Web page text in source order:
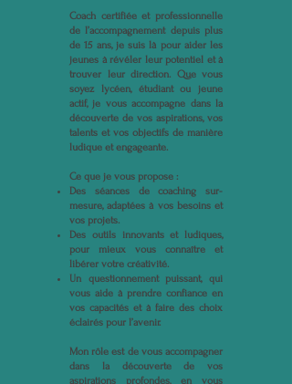
Coach certifiée et professionnelle
de l’accompagnement depuis plus
de 15 ans, je suis là pour aider les
jeunes à révéler leur potentiel et à
trouver leur direction. Que vous
soyez lycéen, étudiant ou jeune
actif, je vous accompagne dans la
découverte de vos aspirations, vos
talents et vos objectifs de manière
ludique et engageante.
Ce que je vous propose :
Des séances de coaching sur-
mesure, adaptées à vos besoins et
vos projets.
Des outils innovants et ludiques,
pour mieux vous connaître et
libérer votre créativité.
Un questionnement puissant, qui
vous aide à prendre confiance en
vos capacités et à faire des choix
éclairés pour l’avenir.
Mon rôle est de vous accompagner
dans la découverte de vos
aspirations profondes, en vous